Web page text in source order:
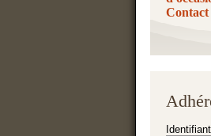
Contact
Identifiant